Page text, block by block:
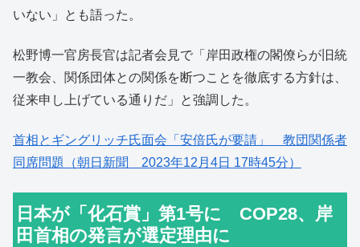
いない」とも語った。
松野博一官房長官は記者会見で「岸田政権の閣僚らが旧統
一教会、関係団体との関係を断つことを徹底する方針は、
従来申し上げている通りだ」と強調した。
首相とギングリッチ氏面会「安倍氏が要請」 教団関係者
同席問題（朝日新聞 2023年12月4日 17時45分）
日本が「化石賞」第1号に COP28、岸
田首相の発言が選定理由に